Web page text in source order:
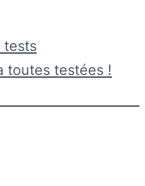
tests
toutes testées !